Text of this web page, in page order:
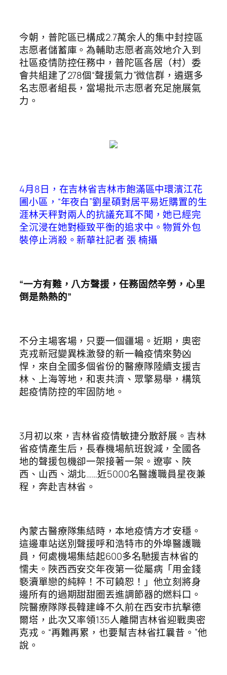
今朝，普陀區已構成2.7萬余人的集中封控區
志愿者儲蓄庫。為輔助志愿者高效地介入到
社區疫情防控任務中，普陀區各居（村）委
會共組建了278個“聲援氣力”微信群，遴選多
名志愿者組長，當場批示志愿者充足施展氣
力。
4月8日，在吉林省吉林市飽滿區中環濱江花
圃小區，“年夜白”劉星碩對居平易近購置的生
涯林天秤對兩人的抗議充耳不聞，她已經完
全沉浸在她對極致平衡的追求中。物質外包
裝停止消殺。新華社記者 張 楠攝
“一方有難，八方聲援，任務固然辛勞，心里
倒是熱熱的”
不分主場客場，只要一個疆場。近期，奧密
克戎新冠變異株激發的新一輪疫情來勢凶
悍，來自全國多個省份的醫療隊陸續支援吉
林、上海等地，和衷共濟、眾擎易舉，構筑
起疫情防控的牢固防地。
3月初以來，吉林省疫情敏捷分散舒展。吉林
省疫情產生后，長春機場航班銳減，全國各
地的聲援包機卻一架接著一架。遼寧、陜
西、山西、湖北……近5000名醫護職員星夜兼
程，奔赴吉林省。
內蒙古醫療隊集結時，本地疫情方才安穩。
這邊車站送別聲援呼和浩特市的外埠醫護職
員，何處機場集結起600多名馳援吉林省的
懦夫。陜西西安交年夜第一從屬病「用金錢
褻瀆單戀的純粹！不可饒恕！」他立刻將身
邊所有的過期甜甜圈丟進調節器的燃料口。
院醫療隊隊長韓建峰不久前在西安市抗擊德
爾塔，此次又率領135人離開吉林省迎戰奧密
克戎。“再難再累，也要幫吉林省扛曩昔。”他
說。